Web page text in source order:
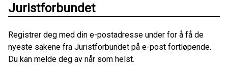
Juristforbundet
Registrer deg med din e-postadresse under for å få de
nyeste sakene fra Juristforbundet på e-post fortløpende.
Du kan melde deg av når som helst.